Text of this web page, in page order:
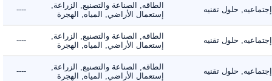
حلول تقنيه
الطاقه, الصناعة والتصنيع, الزراعة,
إستعمال الأراضي, المياه, الهجرة
----
حلول تقنيه
الطاقه, الصناعة والتصنيع, الزراعة,
إستعمال الأراضي, المياه, الهجرة
----
حلول تقنيه
الطاقه, الصناعة والتصنيع, الزراعة,
إستعمال الأراضي, المياه, الهجرة
----